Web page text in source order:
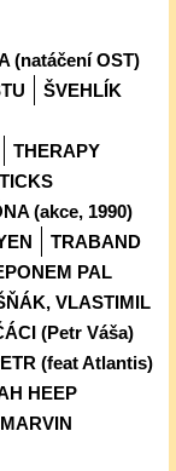
(natáčení OST)
ŠVEHLÍK
THERAPY
(akce, 1990)
TRABAND
PAL
VLASTIMIL
(Petr Váša)
(feat Atlantis)
HEEP